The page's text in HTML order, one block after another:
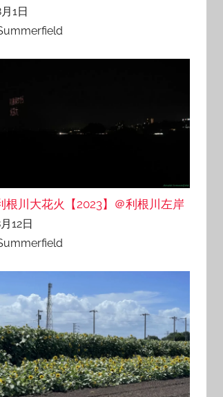
1日
根川大花火【2023】＠利根川左岸
12日